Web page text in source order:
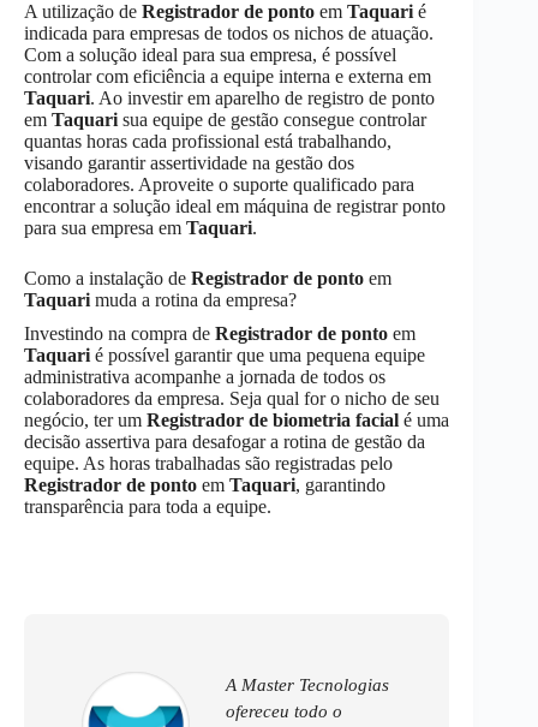
A utilização de Registrador de ponto em Taquari é
indicada para empresas de todos os nichos de atuação.
Com a solução ideal para sua empresa, é possível
controlar com eficiência a equipe interna e externa em
Taquari. Ao investir em aparelho de registro de ponto
em Taquari sua equipe de gestão consegue controlar
quantas horas cada profissional está trabalhando,
visando garantir assertividade na gestão dos
colaboradores. Aproveite o suporte qualificado para
encontrar a solução ideal em máquina de registrar ponto
para sua empresa em Taquari.
Como a instalação de Registrador de ponto em
Taquari muda a rotina da empresa?
Investindo na compra de Registrador de ponto em
Taquari é possível garantir que uma pequena equipe
administrativa acompanhe a jornada de todos os
colaboradores da empresa. Seja qual for o nicho de seu
negócio, ter um Registrador de biometria facial é uma
decisão assertiva para desafogar a rotina de gestão da
equipe. As horas trabalhadas são registradas pelo
Registrador de ponto em Taquari, garantindo
transparência para toda a equipe.
A Master Tecnologias
ofereceu todo o